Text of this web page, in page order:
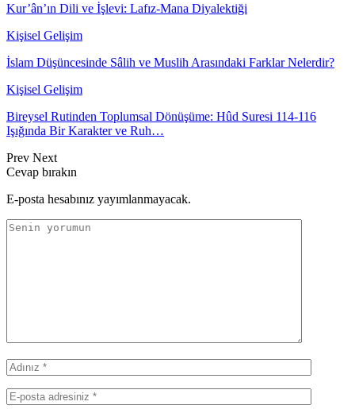
Kur’ân’ın Dili ve İşlevi: Lafız-Mana Diyalektiği
Kişisel Gelişim
İslam Düşüncesinde Sâlih ve Muslih Arasındaki Farklar Nelerdir?
Kişisel Gelişim
Bireysel Rutinden Toplumsal Dönüşüme: Hûd Suresi 114-116
Işığında Bir Karakter ve Ruh…
Prev Next
Cevap bırakın
E-posta hesabınız yayımlanmayacak.